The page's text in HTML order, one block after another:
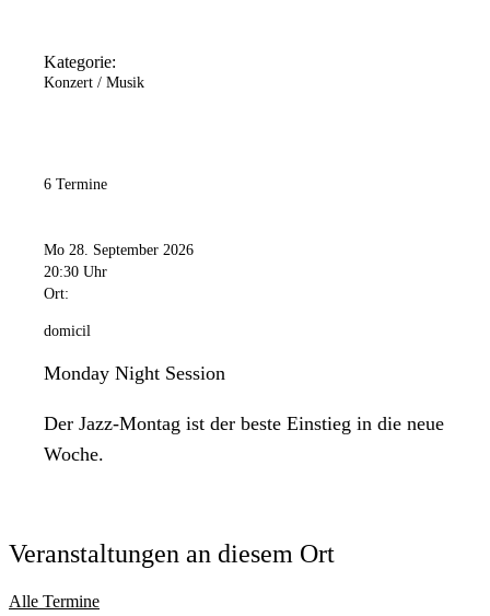
Kategorie:
Konzert / Musik
6 Termine
Mo 28. September 2026
20:30 Uhr
Ort:
domicil
Monday Night Session
Der Jazz-Montag ist der beste Einstieg in die neue
Woche.
Veranstaltungen an diesem Ort
Alle Termine